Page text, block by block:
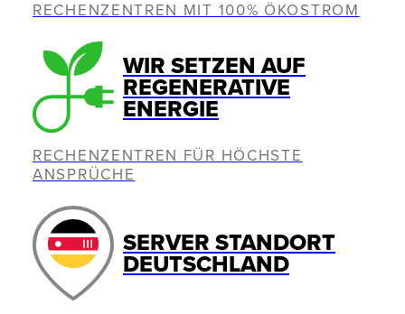
RECHENZENTREN MIT 100% ÖKOSTROM
WIR SETZEN AUF
REGENERATIVE
ENERGIE
RECHENZENTREN FÜR HÖCHSTE
ANSPRÜCHE
SERVER STANDORT
DEUTSCHLAND